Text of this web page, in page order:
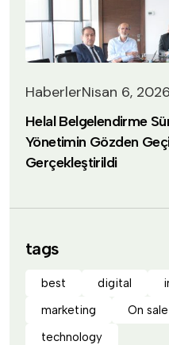
Haberler Nisan 6, 2026
Helal Belgelendirme Süreçleri Kapsamında
Yönetimin Gözden
Gerçekleştirildi
tags
best digital
marketing
On sale
technology